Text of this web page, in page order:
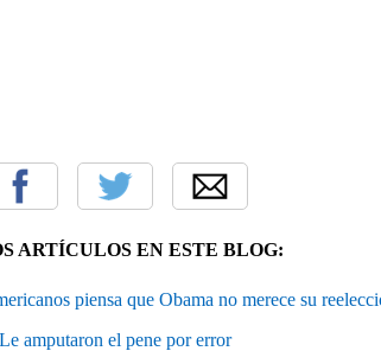
ARTÍCULOS EN ESTE BLOG:
piensa que Obama no merece su
Le amputaron el pene por error